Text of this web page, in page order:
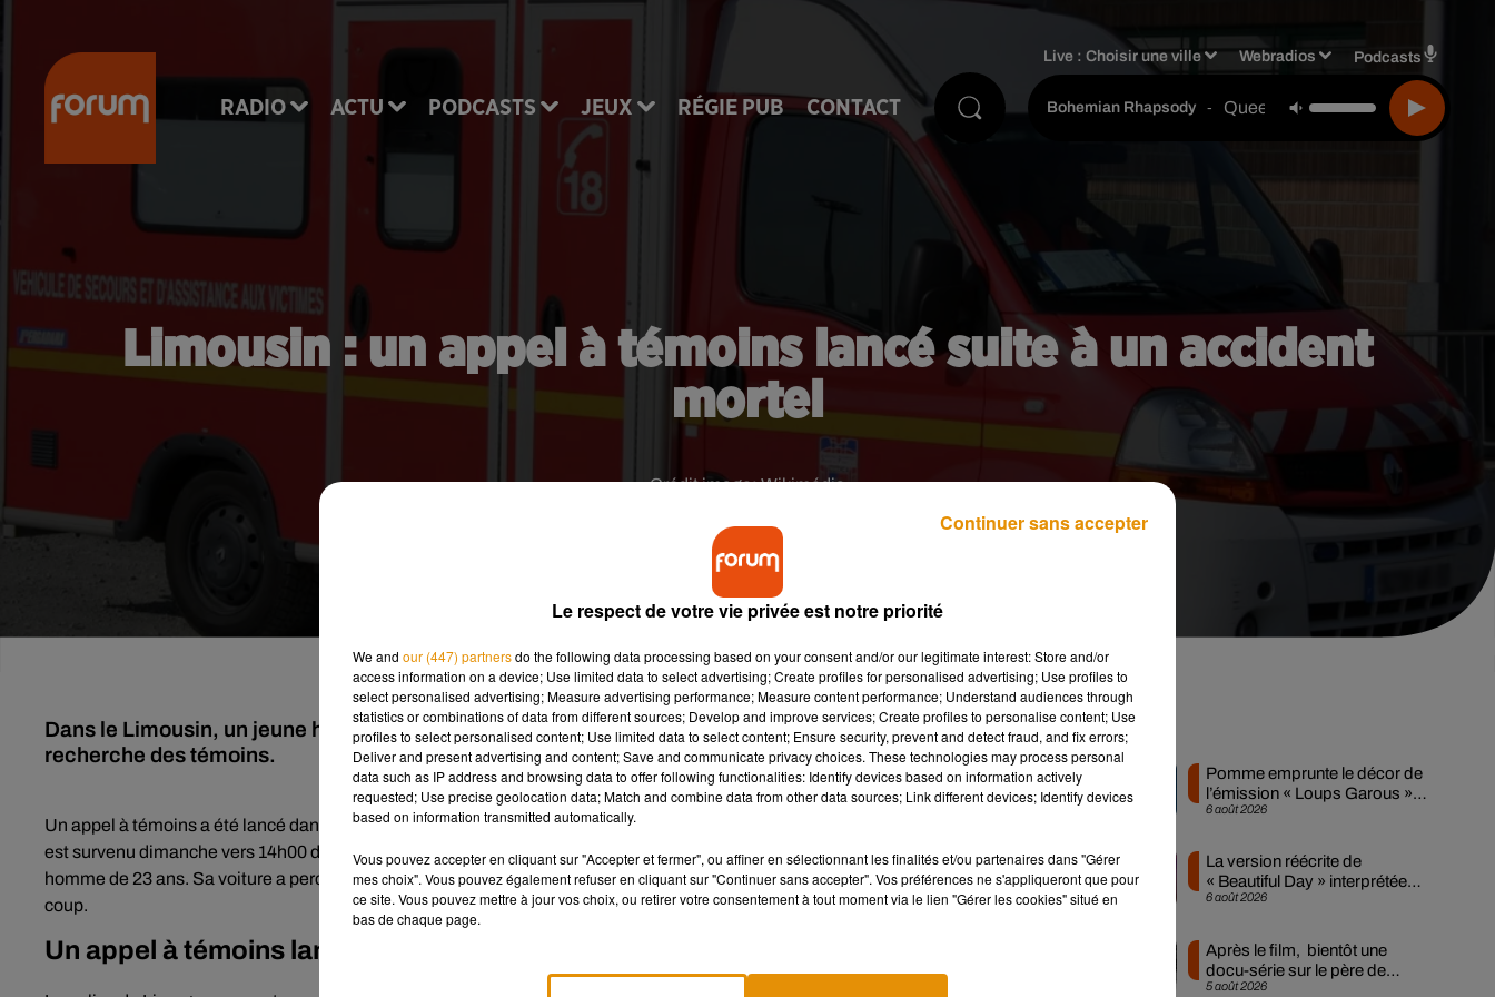
RADIO ACTU PODCASTS JEUX RÉGIE PUB CONTACT
Live :Choisir une ville Webradios Podcasts
Bohemian Rhapsody - Queen
Limousin : un appel à témoins lancé suite à un accident
mortel
Crédit image:Wikimédia
Dans le Limousin, un jeune homme a perdu la vie suite à un accident ce week-end. La police
recherche des témoins.
Un appel à témoins a été lancé dans le Limousinsuite à un accident mortel survenu en Haute-Vienne à Couzeix. Le drame
est survenu dimanche vers 14h00 dans un virage sur la route départementale 35. Cet accident a coûté la vie à un jeune
homme de 23 ans. Sa voiture a percuté un arbre rue de Texonnieras. Les pompiers n’ont pas pu le réanimer, il a été tué sur le
coup.
Un appel à témoins lancé par la police
Musique
6 août 2026
Pomme emprunte le décor de
l’émission « Loups Garous »
pour son...
6 août 2026
La version réécrite de
« Beautiful Day » interprétée
lors des...
5 août 2026
Après le film, bientôt une
docu-série sur le père de
Michael Jackson
Le respect de votre vie privée est notre priorité
We and our (447) partnersdo the following data processing based on your consent and/or our legitimate interest: Store and/or
access information on a device; Use limited data to select advertising; Create profiles for personalised advertising; Use profiles to
select personalised advertising; Measure advertising performance; Measure content performance; Understand audiences through
statistics or combinations of data from different sources; Develop and improve services; Create profiles to personalise content; Use
profiles to select personalised content; Use limited data to select content; Ensure security, prevent and detect fraud, and fix errors;
Deliver and present advertising and content; Save and communicate privacy choices. These technologies may process personal
data such as IP address and browsing data to offer following functionalities: Identify devices based on information actively
requested; Use precise geolocation data; Match and combine data from other data sources; Link different devices; Identify devices
based on information transmitted automatically.
Vous pouvez accepter en cliquant sur "Accepter et fermer", ou affiner en sélectionnant les finalités et/ou partenaires dans "Gérer
mes choix". Vous pouvez également refuser en cliquant sur "Continuer sans accepter". Vos préférences ne s'appliqueront que pour
ce site. Vous pouvez mettre à jour vos choix, ou retirer votre consentement à tout moment via le lien "Gérer les cookies" situé en
bas de chaque page.
Continuer sans accepter